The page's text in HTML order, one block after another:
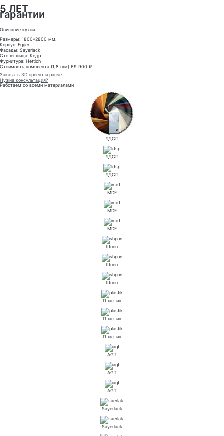
5 ЛЕТ
гарантии
Описание кухни
Размеры: 1800*2800 мм.
Корпус: Egger
Фасады: Sayerlack
Столешница: Кедр
Фурнитура: Hettich
Стоимость комплекта (1,8 п/м) 69 900 ₽
Заказать 3D проект и расчёт
Нужна консультация?
Работаем со всеми материалами
ЛДСП
ЛДСП
ЛДСП
MDF
MDF
MDF
Шпон
Шпон
Шпон
Пластик
Пластик
Пластик
AGT
AGT
AGT
Sayerlack
Sayerlack